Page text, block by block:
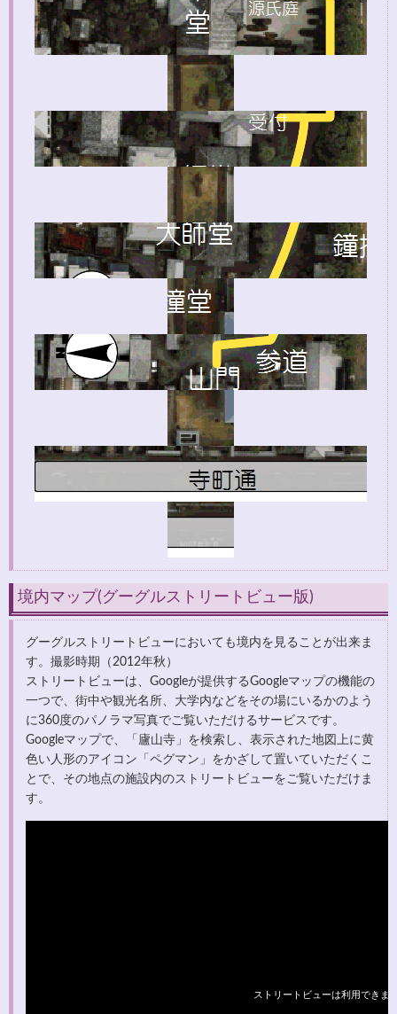
境内マップ(グーグルストリートビュー版)
グーグルストリートビューにおいても境内を見ることが出来ま
す。撮影時期（2012年秋）
ストリートビューは、Googleが提供するGoogleマップの機能の
一つで、街中や観光名所、大学内などをその場にいるかのよう
に360度のパノラマ写真でご覧いただけるサービスです。
Googleマップで、「廬山寺」を検索し、表示された地図上に黄
色い人形のアイコン「ペグマン」をかざして置いていただくこ
とで、その地点の施設内のストリートビューをご覧いただけま
す。